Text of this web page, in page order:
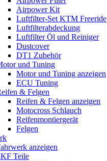
Airpower Kit
Luftfilter-Set KTM Freeride
Luftfilterabdeckung
Luftfilter Öl und Reiniger
Dustcover
DT1 Zubehör
und Tuning
Motor und Tuning anzeigen
ECU Tuning
& Felgen
Reifen & Felgen anzeigen
Motocross Schlauch
Reifenmontiergerät
Felgen
anzeigen
Teile